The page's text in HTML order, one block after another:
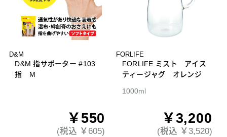
D&M
D&M 指サポーター #103
指 M
￥550
(税込 ￥605)
FORLIFE
FORLIFE ミスト アイス
ティージャグ オレンジ
1000ml
￥3,200
(税込 ￥3,520)